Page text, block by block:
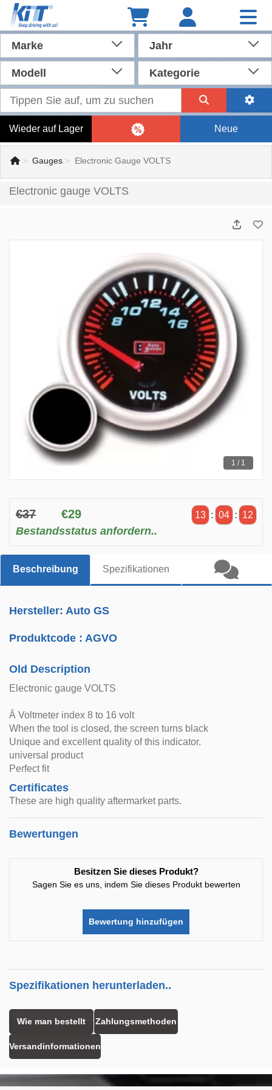
Marke Jahr
Modell Kategorie
Wieder auf Lager Neue
Gauges Electronic Gauge VOLTS
Electronic gauge VOLTS
1 / 1
€37 €29 13 : 04 : 12
Bestandsstatus anfordern..
Beschreibung Spezifikationen
Hersteller: Auto GS
Produktcode :AGVO
Old Description
Electronic gauge VOLTS
Â Voltmeter index 8 to 16 volt
When the tool is closed, the screen turns black
Unique and excellent quality of this indicator.
universal product
Perfect fit
Certificates
These are high quality aftermarket parts.
Bewertungen
Besitzen Sie dieses Produkt?
Sagen Sie es uns, indem Sie dieses Produkt bewerten
Bewertung hinzufügen
Spezifikationen herunterladen..
Wie man bestellt Zahlungsmethoden
Versandinformationen